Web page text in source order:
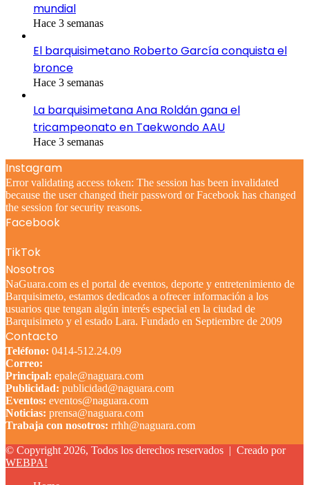
mundial
Hace 3 semanas
El barquisimetano Roberto García conquista el
bronce
Hace 3 semanas
La barquisimetana Ana Roldán gana el
tricampeonato en Taekwondo AAU
Hace 3 semanas
Instagram
Error validating access token: The session has been invalidated
because the user changed their password or Facebook has changed
the session for security reasons.
Facebook
TikTok
Nosotros
NaGuara.com es el portal de eventos, deporte y entretenimiento de
Barquisimeto, estamos dedicados a ofrecer información a los
usuarios que tengan algún interés especial en la ciudad de
Barquisimeto y el estado Lara. Fundado en Septiembre de 2009
Contacto
Teléfono: 0414-512.24.09
Correo:
Principal: epale@naguara.com
Publicidad: publicidad@naguara.com
Eventos: eventos@naguara.com
Noticias: prensa@naguara.com
Trabaja con nosotros: rrhh@naguara.com
© Copyright 2026, Todos los derechos reservados | Creado por
WEBPA!